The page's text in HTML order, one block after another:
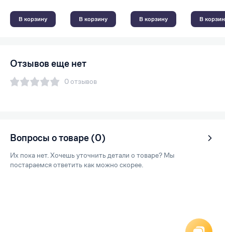
В корзину В корзину В корзину В
Отзывов еще нет
0 отзывов
Вопросы о товаре (0)
Их пока нет. Хочешь уточнить детали о товаре? Мы
постараемся ответить как можно скорее.